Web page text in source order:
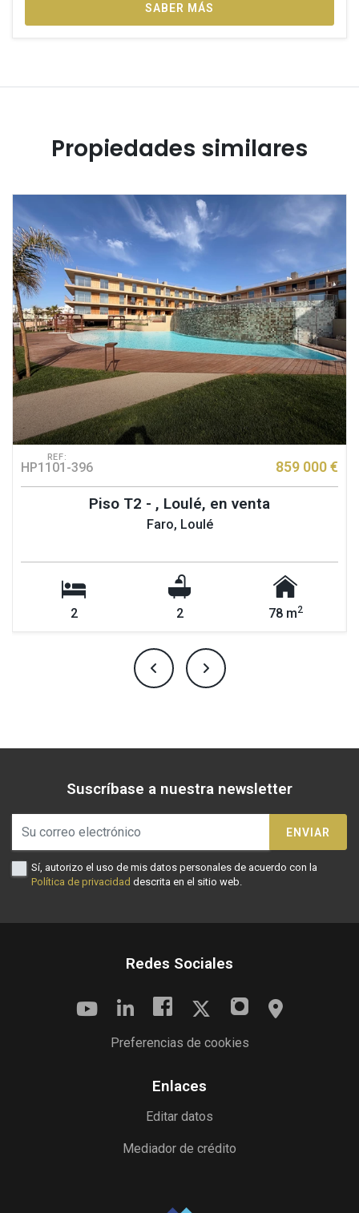
SABER MÁS
Propiedades similares
REF:
HP1101-396 859 000 €
Piso T2 - , Loulé, en venta
Faro, Loulé
2 2 78 m2
Redes Sociales
Preferencias de cookies
Enlaces
Editar datos
Mediador de crédito
Suscríbase a nuestra newsletter
ENVIAR
Sí, autorizo el uso de mis datos personales de acuerdo con la
Política de privacidad descrita en el sitio web.